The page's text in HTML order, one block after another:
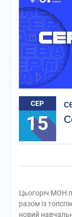
СЕР
15
Цьогоріч МОН
разом із
новий